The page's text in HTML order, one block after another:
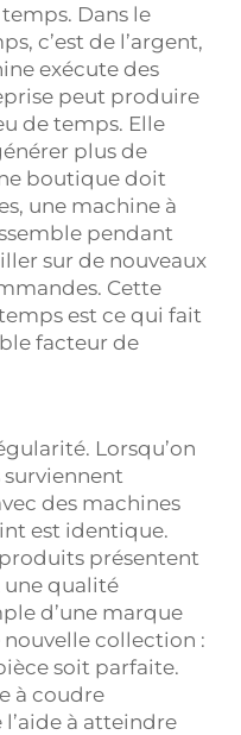
Dans le
c’est de l’argent,
exécute des
peut produire
de temps. Elle
plus de
boutique doit
une machine à
pendant
sur de nouveaux
Cette
est ce qui fait
facteur de
Lorsqu’on
surviennent
des machines
est identique.
présentent
une qualité
d’une marque
collection :
soit parfaite.
à coudre
à atteindre